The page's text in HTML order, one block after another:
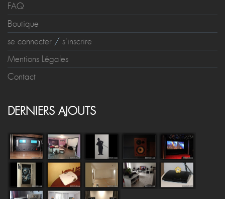
FAQ
Boutique
se connecter / s'inscrire
Mentions Légales
Contact
DERNIERS AJOUTS